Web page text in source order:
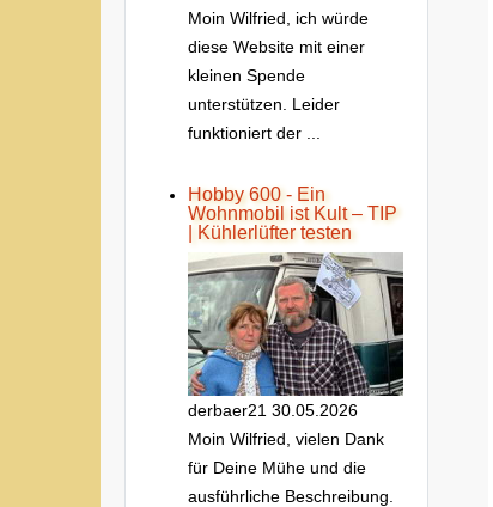
Moin Wilfried, ich würde
diese Website mit einer
kleinen Spende
unterstützen. Leider
funktioniert der ...
Hobby 600 - Ein
Wohnmobil ist Kult – TIP
| Kühlerlüfter testen
derbaer21 30.05.2026
Moin Wilfried, vielen Dank
für Deine Mühe und die
ausführliche Beschreibung.